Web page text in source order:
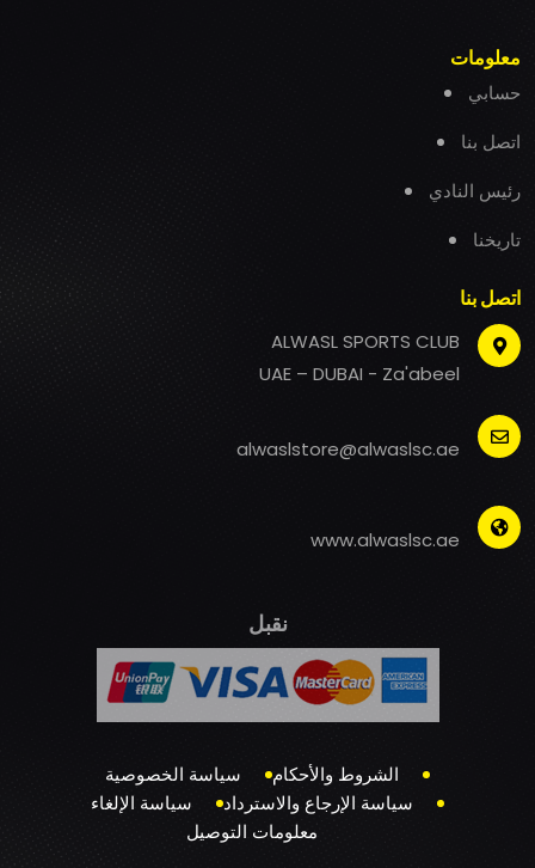
معلومات
حسابي
اتصل بنا
رئيس النادي
تاريخنا
اتصل بنا
ALWASL SPORTS CLUB
UAE – DUBAI - Za'abeel
alwaslstore@alwaslsc.ae
www.alwaslsc.ae
نقبل
الشروط والأحكام
سياسة الخصوصية
سياسة الإرجاع والاسترداد
سياسة الإلغاء
معلومات التوصيل